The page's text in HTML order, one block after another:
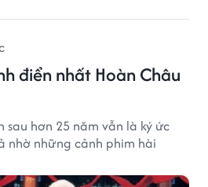
điển nhất Hoàn Châu
sau hơn 25 năm vẫn là ký ức
nhờ những cảnh phim hài